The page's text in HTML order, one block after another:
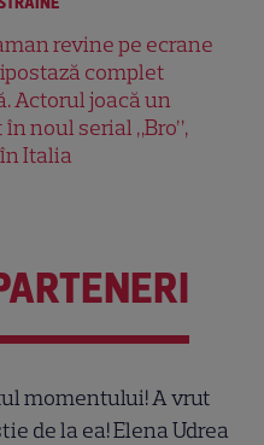
revine pe ecrane
complet
Actorul joacă un
în noul serial „Bro”,
Italia
momentului! A vrut
de la ea! Elena Udrea